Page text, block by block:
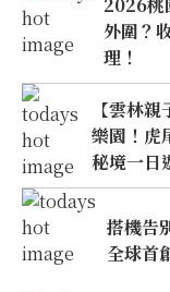
外圍？
理！
【雲林
樂園！虎
秘境一日
搭機告
全球首